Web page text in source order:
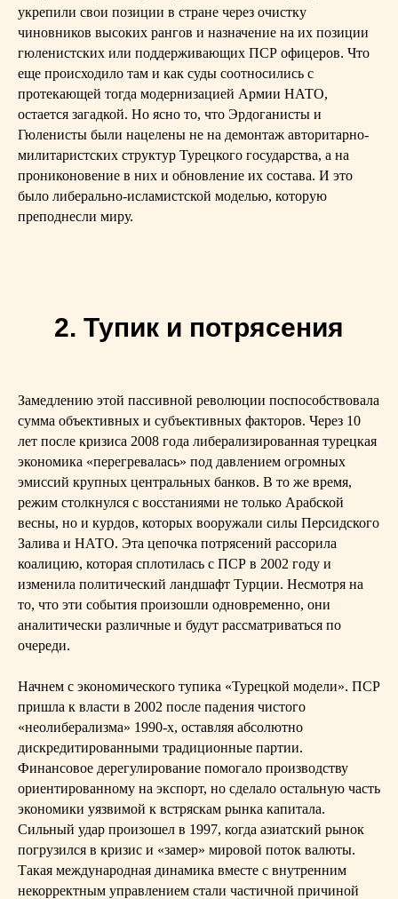
укрепили свои позиции в стране через очистку
чиновников высоких рангов и назначение на их позиции
гюленистских или поддерживающих ПСР офицеров. Что
еще происходило там и как суды соотносились с
протекающей тогда модернизацией Армии НАТО,
остается загадкой. Но ясно то, что Эрдоганисты и
Гюленисты были нацелены не на демонтаж авторитарно-
милитаристских структур Турецкого государства, а на
прониконовение в них и обновление их состава. И это
было либерально-исламистской моделью, которую
преподнесли миру.
2. Тупик и потрясения
Замедлению этой пассивной революции поспособствовала
сумма объективных и субъективных факторов. Через 10
лет после кризиса 2008 года либерализированная турецкая
экономика «перегревалась» под давлением огромных
эмиссий крупных центральных банков. В то же время,
режим столкнулся с восстаниями не только Арабской
весны, но и курдов, которых вооружали силы Персидского
Залива и НАТО. Эта цепочка потрясений рассорила
коалицию, которая сплотилась с ПСР в 2002 году и
изменила политический ландшафт Турции. Несмотря на
то, что эти события произошли одновременно, они
аналитически различные и будут рассматриваться по
очереди.
Начнем с экономического тупика «Турецкой модели». ПСР
пришла к власти в 2002 после падения чистого
«неолиберализма» 1990-х, оставляя абсолютно
дискредитированными традиционные партии.
Финансовое дерегулирование помогало производству
ориентированному на экспорт, но сделало остальную часть
экономики уязвимой к встряскам рынка капитала.
Сильный удар произошел в 1997, когда азиатский рынок
погрузился в кризис и «замер» мировой поток валюты.
Такая международная динамика вместе с внутренним
некорректным управлением стали частичной причиной